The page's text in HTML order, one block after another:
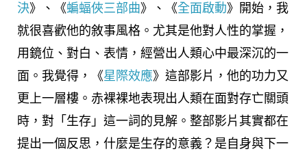
決》、《蝙蝠俠三部曲》、《全面啟動》開始，我
就很喜歡他的敘事風格。尤其是他對人性的掌握，
用鏡位、對白、表情，經營出人類心中最深沉的一
面。我覺得，《星際效應》這部影片，他的功力又
更上一層樓。赤裸裸地表現出人類在面對存亡關頭
時，對「生存」這一詞的見解。整部影片其實都在
提出一個反思，什麼是生存的意義？是自身與下一